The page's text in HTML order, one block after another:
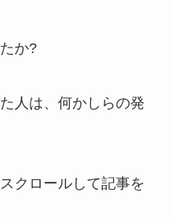
か?
人は、何かしらの発
クロールして記事を